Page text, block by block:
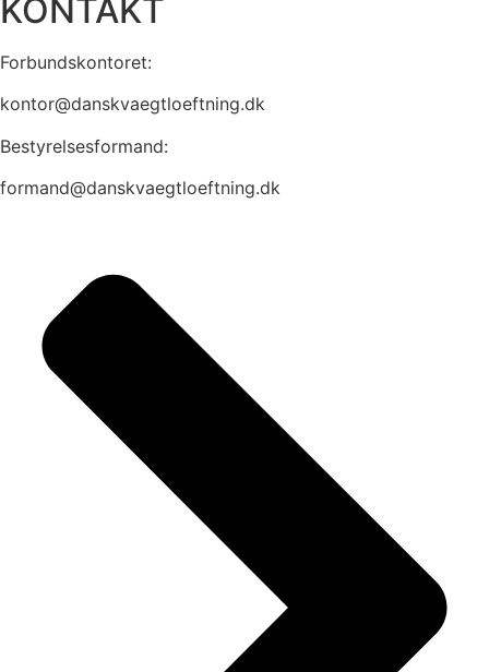
KONTAKT
Forbundskontoret:
kontor@danskvaegtloeftning.dk
Bestyrelsesformand:
formand@danskvaegtloeftning.dk